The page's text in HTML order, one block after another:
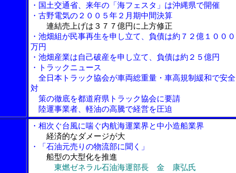
・国土交通省、来年の「海フェスタ」は沖縄県で開催
・古野電気の２００５年２月期中間決算
連結売上げは３７７億円に上方修正
・池畑組が民事再生を申し立て、負債は約７２億１０００
万円
・池畑産業は自己破産を申し立て、負債は約２５億円
・トラックニュース
全日本トラック協会が車両総重量・車高規制緩和で安全
対
策の徹底を都道府県トラック協会に要請
陸運事業者、軽油の高騰で経営を圧迫
・相次ぐ台風に喘ぐ内航海運業界と中小造船業界
経済的なダメージが大
・「石油元売りの物流部に聞く」
船型の大型化を推進
東燃ゼネラル石油海運部長 金 康弘氏